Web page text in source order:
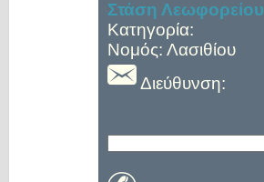
Στάση Λεωφορείου
Κατηγορία:
Νομός: Λασιθίου
Διεύθυνση: